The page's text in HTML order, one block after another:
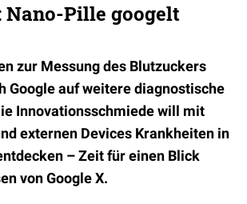
Pille googelt
zur Messung des Blutzuckers
Google auf weitere diagnostische
Innovationsschmiede will mit
externen Devices Krankheiten in
– Zeit für einen Blick
von Google X.